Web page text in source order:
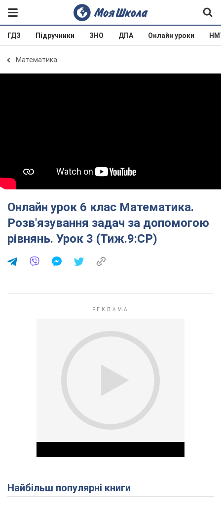
ГДЗ Підручники ЗНО ДПА Онлайн уроки
Математика
Онлайн урок 6 клас Математика.
Розв′язування задач за допомогою
рівнянь. Урок 3 (Тиж.9:СР)
Найбільш популярні книги